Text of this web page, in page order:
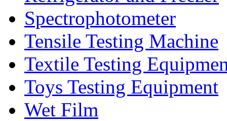
Spectrophotometer
Tensile Testing Machine
Textile Testing
Toys Testing Equipment
Wet Film